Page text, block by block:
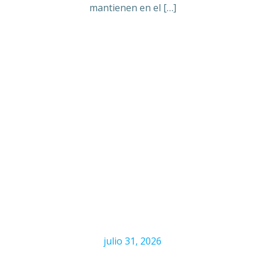
mantienen en el […]
julio 31, 2026